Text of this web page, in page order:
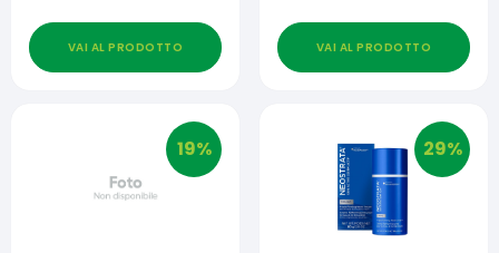
VAI AL PRODOTTO VAI AL PRODOTTO
19% 29%